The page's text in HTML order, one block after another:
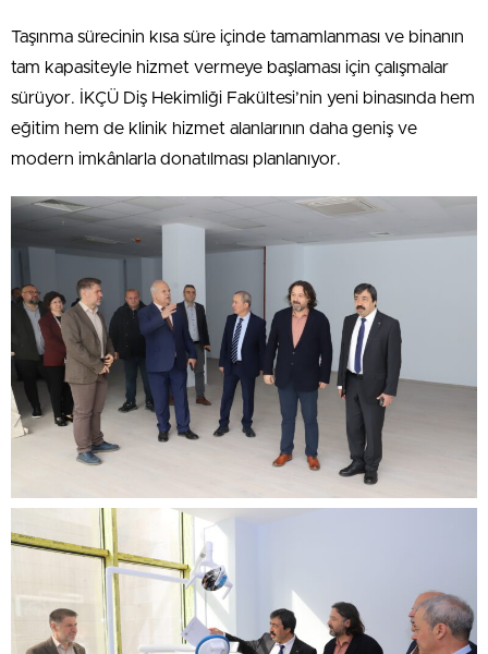
Taşınma sürecinin kısa süre içinde tamamlanması ve binanın
tam kapasiteyle hizmet vermeye başlaması için çalışmalar
sürüyor. İKÇÜ Diş Hekimliği Fakültesi’nin yeni binasında hem
eğitim hem de klinik hizmet alanlarının daha geniş ve
modern imkânlarla donatılması planlanıyor.